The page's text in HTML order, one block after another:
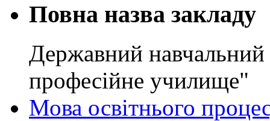
Повна назва закладу
Державний навчальний
професійне училище"
Мова освітнього